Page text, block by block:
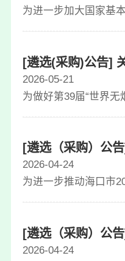
为进一步加大国家基
[遴选(采购)公告]
2026-05-21
为做好第39届“世界
[遴选（采购）公
2026-04-24
为进一步推动海口市
[遴选（采购）公
2026-04-24